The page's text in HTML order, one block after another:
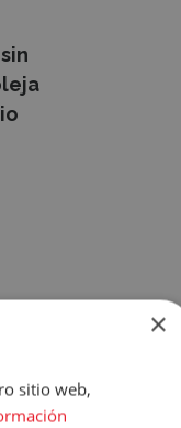
×
sitio web,